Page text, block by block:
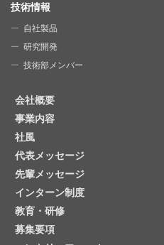
技術情報
自社製品
研究開発
技術部メンバー
会社概要
事業内容
社風
代表メッセージ
先輩メッセージ
インターン制度
教育・研修
募集要項